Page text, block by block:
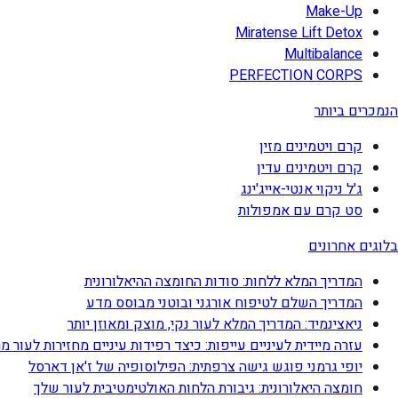
Make-Up
Miratense Lift Detox
Multibalance
PERFECTION CORPS
הנמכרים ביותר
קרם ויטמינים מזין
קרם ויטמינים עדין
ג'ל ניקוי אנטי-אייג'ינג
סט קרם עם אמפולות
בלוגים אחרונים
המדריך המלא ללחות: סודות החומצה ההיאלורונית
המדריך השלם לטיפוח אורגני ובוטני מבוסס מדע
ניאצינמיד: המדריך המלא לעור נקי, מוצק ומאוזן יותר
עזרה מיידית לעיניים עייפות: כיצד רפידות עיניים מחזירות לעור
יופי גרמני פוגש גישה צרפתית: הפילוסופיה של ז'אן דארסל
חומצה היאלורונית: גיבורת הלחות האולטימטיבית לעור שלך